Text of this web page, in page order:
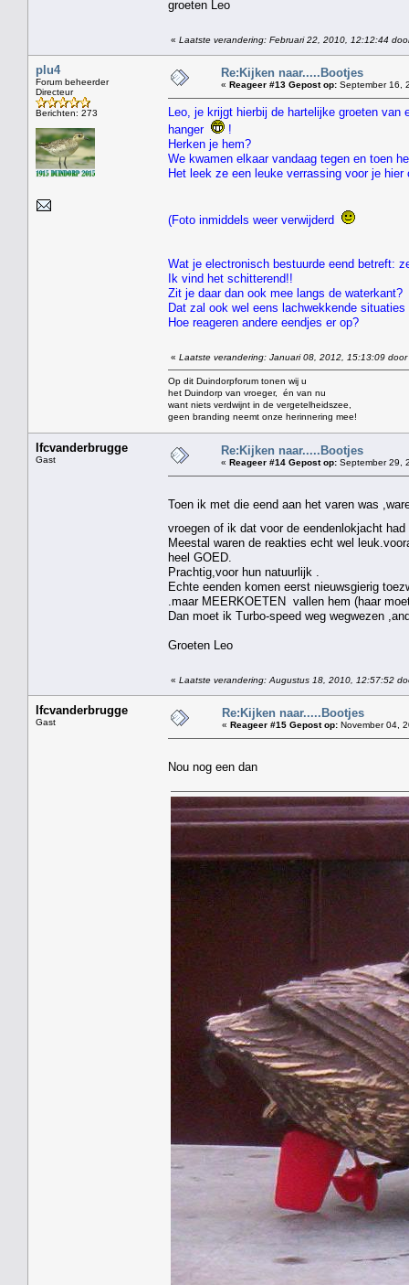
groeten Leo
« Laatste verandering: Februari 22, 2010, 12:12:44
plu4
Forum beheerder
Directeur
Berichten: 273
Re:Kijken naar.....Bootjes
« Reageer #13 Gepost op: September 16,
Leo, je krijgt hierbij de hartelijke groeten van
hanger
!
Herken je hem?
We kwamen elkaar vandaag tegen en toen
Het leek ze een leuke verrassing voor je
(Foto inmiddels weer verwijderd
Wat je electronisch bestuurde eend betreft:
Ik vind het schitterend!!
Zit je daar dan ook mee langs de waterkant?
Dat zal ook wel eens lachwekkende
Hoe reageren andere eendjes er op?
« Laatste verandering: Januari 08, 2012, 15:13:09 door
Op dit Duindorpforum tonen wij u
het Duindorp van vroeger, én van nu
want niets verdwijnt in de vergetelheidszee,
geen branding neemt onze herinnering mee!
lfcvanderbrugge
Gast
Re:Kijken naar.....Bootjes
« Reageer #14 Gepost op: September 29,
Toen ik met die eend aan het varen was
vroegen of ik dat voor de eendenlokjacht
Meestal waren de reakties echt wel
heel GOED.
Prachtig,voor hun natuurlijk .
Echte eenden komen eerst nieuwsgierig
.maar MEERKOETEN vallen hem (haar
Dan moet ik Turbo-speed weg wegwezen
Groeten Leo
« Laatste verandering: Augustus 18, 2010, 12:57:52
lfcvanderbrugge
Gast
Re:Kijken naar.....Bootjes
« Reageer #15 Gepost op: November 04,
Nou nog een dan